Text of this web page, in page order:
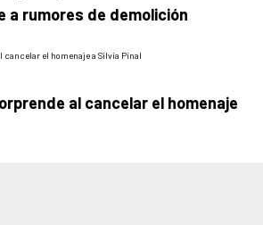
a rumores de demolición
al cancelar el homenaje